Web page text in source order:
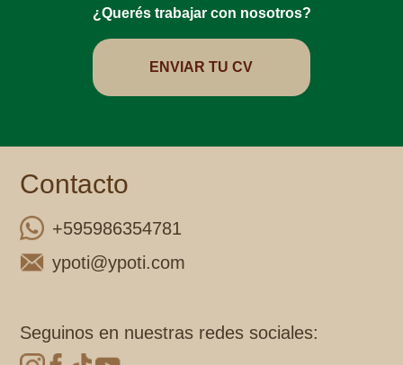
¿Querés trabajar con nosotros?
ENVIAR TU CV
Contacto
+595986354781
ypoti@ypoti.com
Seguinos en nuestras redes sociales: